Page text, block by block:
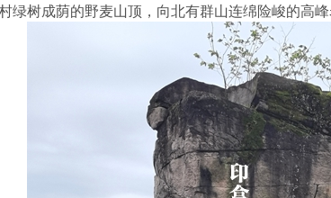
绿树成荫的野麦山顶，向北有群山连绵险峻的高